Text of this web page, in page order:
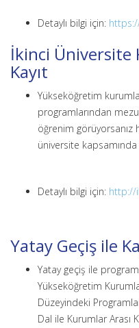
Detaylı bilgi için:
İkinci Üniversite
Kayıt
Yükseköğretim
programlarından
öğrenim görüyorsanız
üniversite kapsamında
Detaylı bilgi için: http://
Yatay Geçiş ile
Yatay geçiş ile
Yükseköğretim
Düzeyindeki
Dal ile Kurumlar Arası